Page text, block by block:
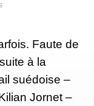
Faute de
à la
suédoise –
Jornet –